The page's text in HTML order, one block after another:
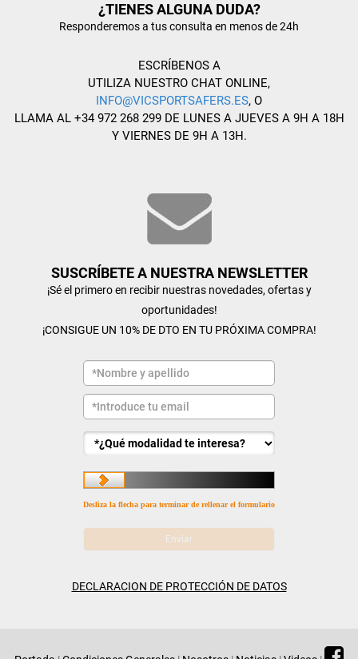
¿TIENES ALGUNA DUDA?
Responderemos a tus consulta en menos de 24h
ESCRÍBENOS A
UTILIZA NUESTRO CHAT ONLINE,
INFO@VICSPORTSAFERS.ES, O
LLAMA AL +34 972 268 299 DE LUNES A JUEVES A 9H A 18H
Y VIERNES DE 9H A 13H.
SUSCRÍBETE A NUESTRA NEWSLETTER
¡Sé el primero en recibir nuestras novedades, ofertas y
oportunidades!
¡CONSIGUE UN 10% DE DTO EN TU PRÓXIMA COMPRA!
Desliza la flecha para terminar de rellenar el formulario
DECLARACION DE PROTECCIÓN DE DATOS